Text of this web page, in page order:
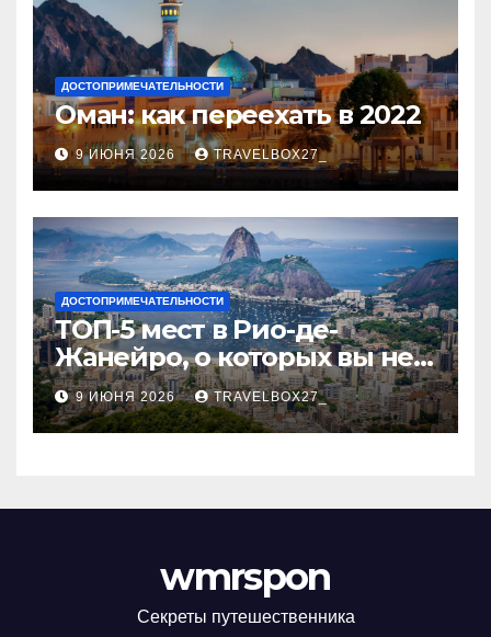
ДОСТОПРИМЕЧАТЕЛЬНОСТИ
Оман: как переехать в 2022
9 ИЮНЯ 2026 TRAVELBOX27_
ДОСТОПРИМЕЧАТЕЛЬНОСТИ
ТОП-5 мест в Рио-де-
Жанейро, о которых вы не
знали
9 ИЮНЯ 2026 TRAVELBOX27_
wmrspon
Секреты путешественника